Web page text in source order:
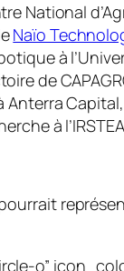
National
Naïo
à
de
Anterra
à
o”